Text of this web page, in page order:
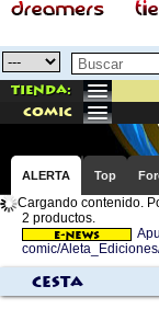
Tienda:
comic
ALERTA Top
Cargando contenido.
2 productos.
comic/
Cesta